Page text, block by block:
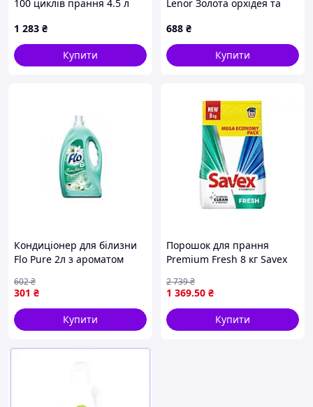
100 циклів прання 4.5 л
1 283 ₴
Купити
Lenor Золота орхідея та
(8700216880770) (g743701)
688 ₴
Купити
Кондиціонер для білизни
Flo Pure 2л з ароматом
тканин легкого прасування
301 ₴
602₴
Купити
Порошок для прання
Premium Fresh 8 кг Savex
1 369.50 ₴
2 739₴
Купити